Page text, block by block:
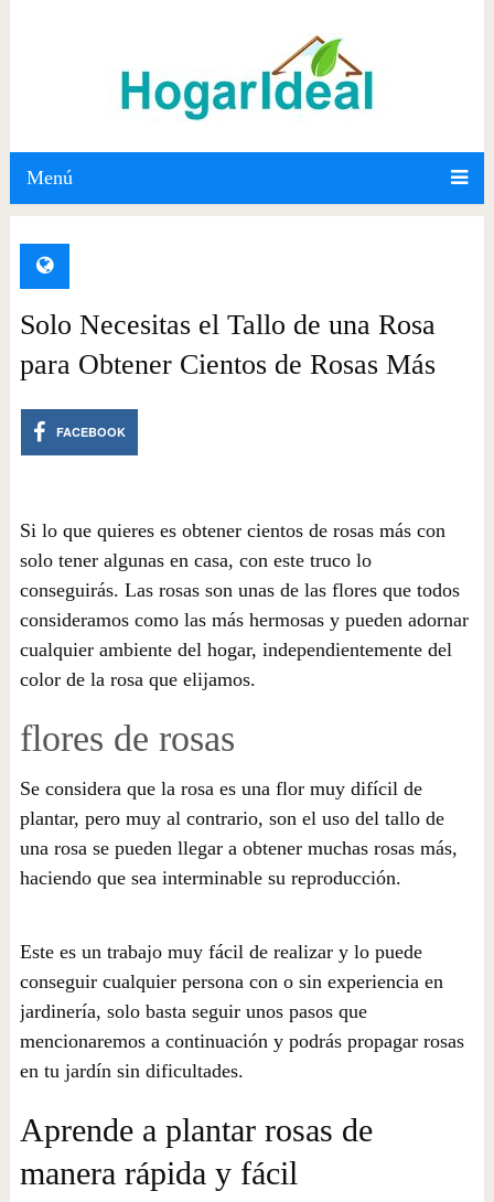
Menú
Solo Necesitas el Tallo de una Rosa
para Obtener Cientos de Rosas Más
FACEBOOK
Si lo que quieres es obtener cientos de rosas más con
solo tener algunas en casa, con este truco lo
conseguirás. Las rosas son unas de las flores que todos
consideramos como las más hermosas y pueden adornar
cualquier ambiente del hogar, independientemente del
color de la rosa que elijamos.
flores de rosas
Se considera que la rosa es una flor muy difícil de
plantar, pero muy al contrario, son el uso del tallo de
una rosa se pueden llegar a obtener muchas rosas más,
haciendo que sea interminable su reproducción.
Este es un trabajo muy fácil de realizar y lo puede
conseguir cualquier persona con o sin experiencia en
jardinería, solo basta seguir unos pasos que
mencionaremos a continuación y podrás propagar rosas
en tu jardín sin dificultades.
Aprende a plantar rosas de
manera rápida y fácil